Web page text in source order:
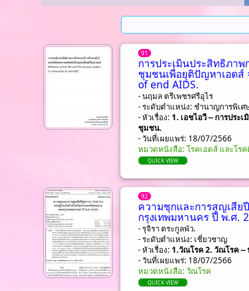
91
การประเมินประสิทธิภา
ชุมชนเพื่อยุุติปัญหาเอดส์
of end AIDS.
- นฤมล ตรีเพชรศรีอุไร
- ระดับตำแหน่ง: ชํานาญการพิเศ
- หัวเรื่อง: 1. เอชไอวี -- การประ
ชุมชน.
- วันที่เผยแพร่: 18/07/2566
หมวดหนังสือ: โรคเอดส์ และโร
QUICK VIEW
92
ความชุกและการสูญเสีย
กรุงเทพมหานคร ปี พ.ศ.
- รุจิรา ตระกูลพัว.
- ระดับตำแหน่ง: เชี่ยวชาญ
- หัวเรื่อง: 1.วัณโรค 2. วัณโรค
- วันที่เผยแพร่: 18/07/2566
หมวดหนังสือ: วัณโรค
QUICK VIEW